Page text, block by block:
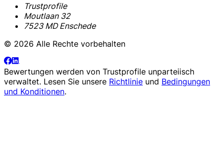
Trustprofile
Moutlaan 32
7523 MD Enschede
© 2026 Alle Rechte vorbehalten
Bewertungen werden von Trustprofile unparteiisch
verwaltet. Lesen Sie unsere Richtlinie und Bedingungen
und Konditionen.